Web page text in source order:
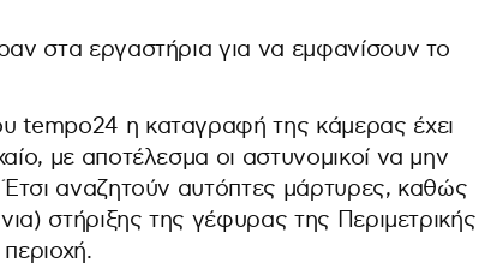
στα εργαστήρια για να εμφανίσουν το
η καταγραφή της κάμερας έχει
με αποτέλεσμα οι αστυνομικοί να μην
αναζητούν αυτόπτες μάρτυρες, καθώς
στήριξης της γέφυρας της Περιμετρικής